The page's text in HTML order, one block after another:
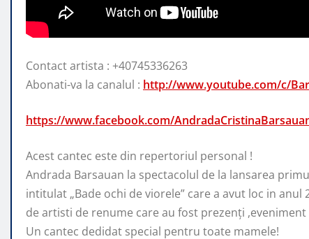
Contact artista : +40745336263
Abonati-va la canalul : http://www.youtube.com/c/
https://www.facebook.com/
Acest cantec este din repertoriul personal !
Andrada Barsauan la spectacolul de la lansarea
intitulat „Bade ochi de viorele” care a avut loc in
de artisti de renume care au fost prezenți
Un cantec dedidat special pentru toate mamele!